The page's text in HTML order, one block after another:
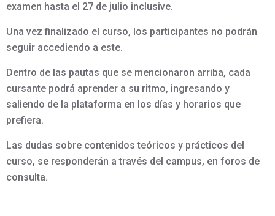
examen hasta el 27 de julio inclusive.
Una vez finalizado el curso, los participantes no podrán
seguir accediendo a este.
Dentro de las pautas que se mencionaron arriba, cada
cursante podrá aprender a su ritmo, ingresando y
saliendo de la plataforma en los días y horarios que
prefiera.
Las dudas sobre contenidos teóricos y prácticos del
curso, se responderán a través del campus, en foros de
consulta.